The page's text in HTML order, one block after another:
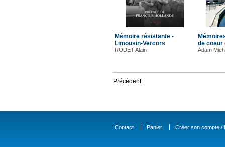
Mémoire résistante -
Limousin-Vercors
RODET Alain
de coeur
Adam
Précédent
Contact Panier Créer son compte /